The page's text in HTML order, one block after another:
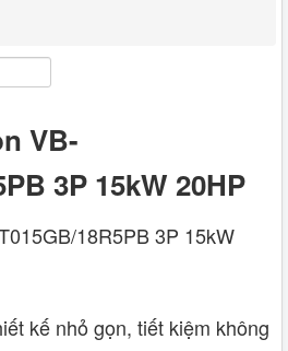
VB-
3P 15kW 20HP
18R5PB 3P 15kW
kế nhỏ gọn, tiết kiệm không